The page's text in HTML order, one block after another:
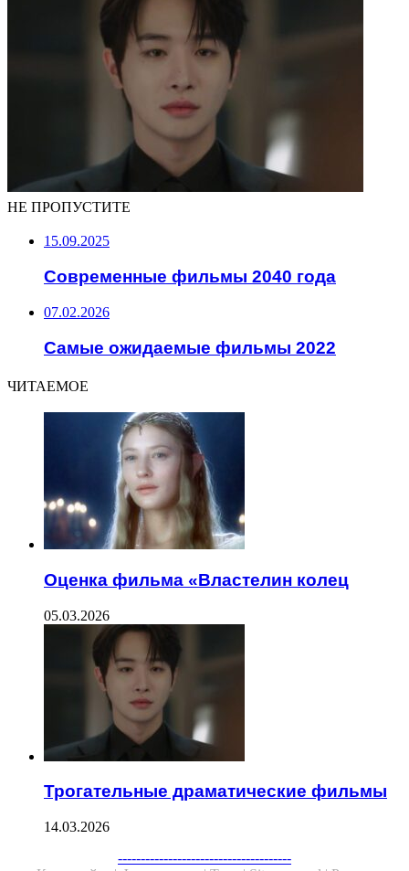
НЕ ПРОПУСТИТЕ
15.09.2025
Современные фильмы 2040 года
07.02.2026
Самые ожидаемые фильмы 2022
ЧИТАЕМОЕ
Оценка фильма «Властелин колец
05.03.2026
Трогательные драматические фильмы
14.03.2026
--------------------------------------